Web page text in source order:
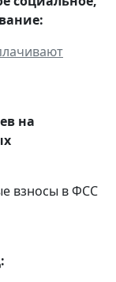
на
взносы в ФСС